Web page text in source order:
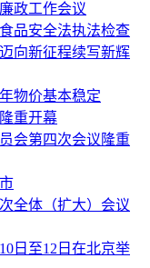
政工作会议
品安全法执法检查
向新征程续写新辉
物价基本稳定
重开幕
会第四次会议隆重
全体（扩大）会议
日至12日在北京举